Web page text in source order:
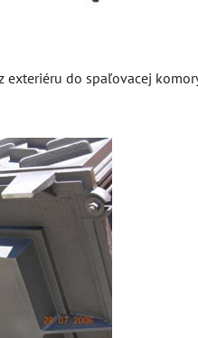
exteriéru do spaľovacej